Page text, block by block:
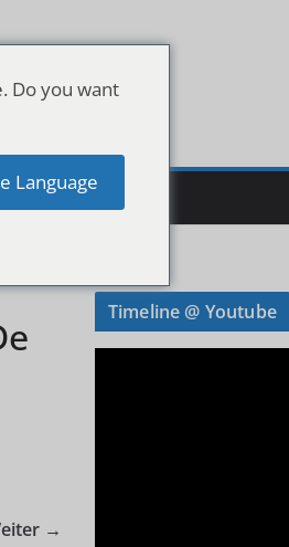
→
Timeline @ Youtube
Do you want
Language